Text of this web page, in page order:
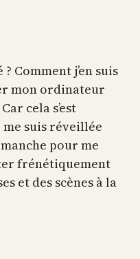
Comment j’en suis
mon ordinateur
cela s’est
me suis réveillée
pour me
frénétiquement
et des scènes à la